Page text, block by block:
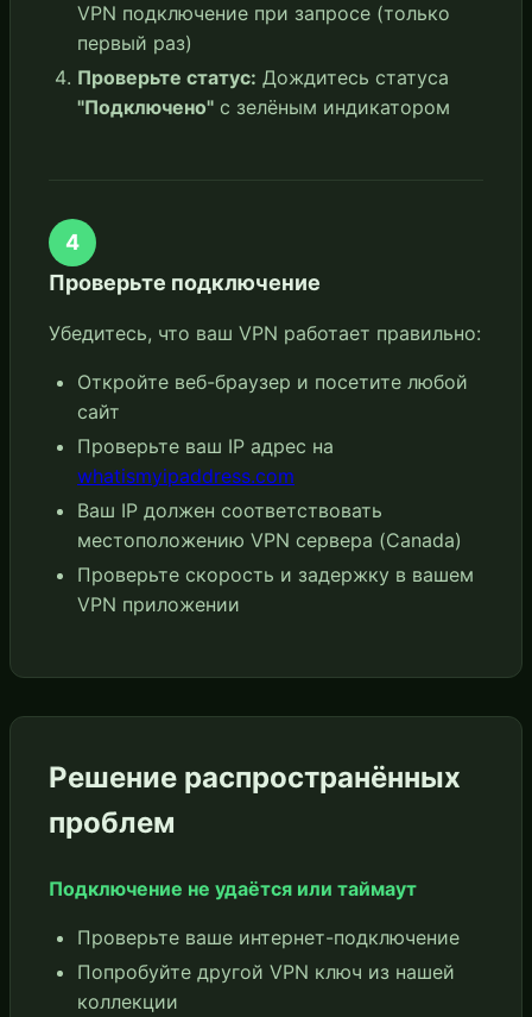
VPN подключение при запросе (только
первый раз)
Проверьте статус: Дождитесь статуса
"Подключено" с зелёным индикатором
4
Проверьте подключение
Убедитесь, что ваш VPN работает правильно:
Откройте веб-браузер и посетите любой
сайт
Проверьте ваш IP адрес на
whatismyipaddress.com
Ваш IP должен соответствовать
местоположению VPN сервера (Canada)
Проверьте скорость и задержку в вашем
VPN приложении
Решение распространённых
проблем
Подключение не удаётся или таймаут
Проверьте ваше интернет-подключение
Попробуйте другой VPN ключ из нашей
коллекции